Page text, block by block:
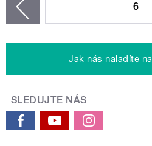
6
Jak nás naladíte
SLEDUJTE NÁS